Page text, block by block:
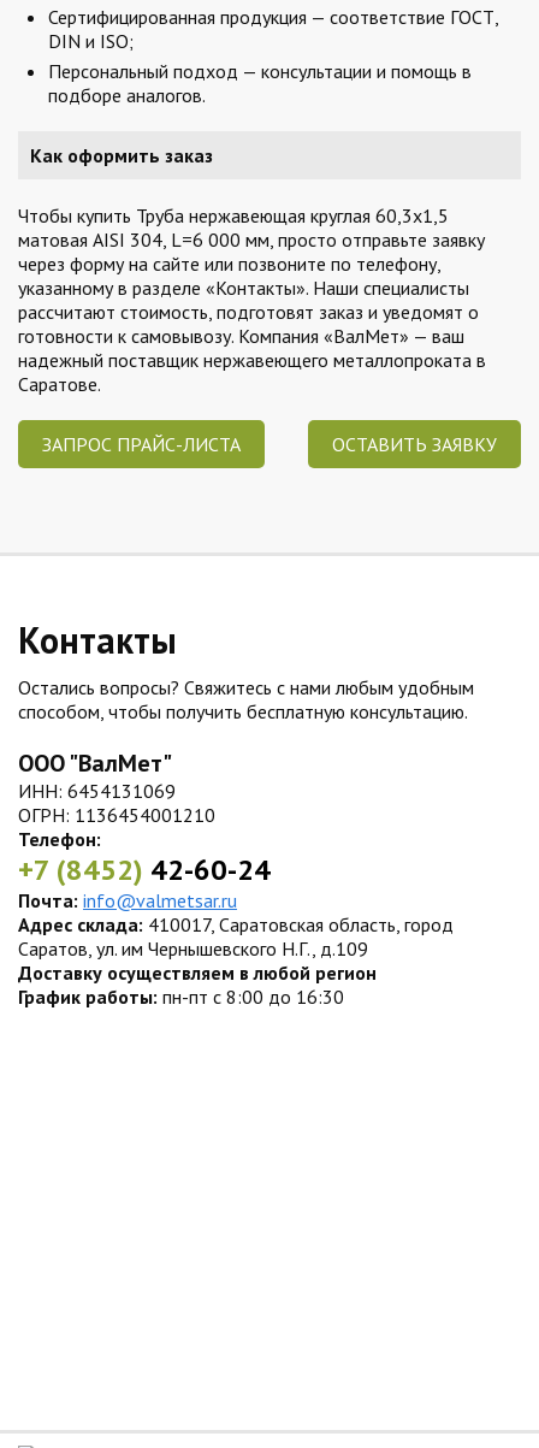
Сертифицированная продукция — соответствие ГОСТ,
DIN и ISO;
Персональный подход — консультации и помощь в
подборе аналогов.
Как оформить заказ
Чтобы купить Труба нержавеющая круглая 60,3х1,5
матовая AISI 304, L=6 000 мм, просто отправьте заявку
через форму на сайте или позвоните по телефону,
указанному в разделе «Контакты». Наши специалисты
рассчитают стоимость, подготовят заказ и уведомят о
готовности к самовывозу. Компания «ВалМет» — ваш
надежный поставщик нержавеющего металлопроката в
Саратове.
ЗАПРОС ПРАЙС-ЛИСТА ОСТАВИТЬ ЗАЯВКУ
Контакты
Остались вопросы? Свяжитесь с нами любым удобным
способом, чтобы получить бесплатную консультацию.
ООО "ВалМет"
ИНН: 6454131069
ОГРН: 1136454001210
Телефон:
+7 (8452) 42-60-24
Почта: info@valmetsar.ru
Адрес склада: 410017, Саратовская область, город
Саратов, ул. им Чернышевского Н.Г., д.109
Доставку осуществляем в любой регион
График работы: пн-пт с 8:00 до 16:30